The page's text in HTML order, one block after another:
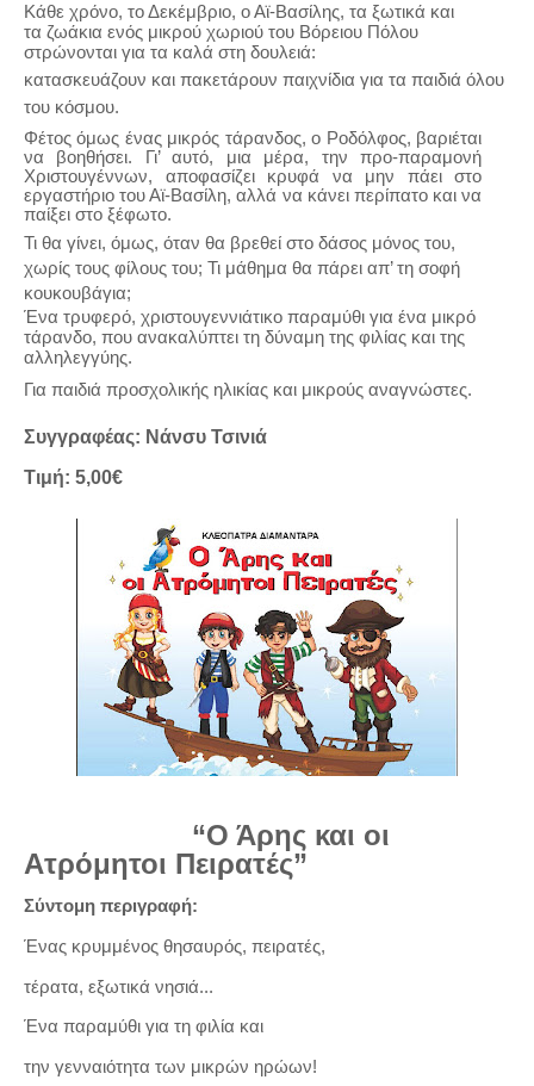
Κάθε χρόνο, το Δεκέμβριο, ο Αϊ-Βασίλης, τα ξωτικά και
τα ζωάκια ενός μικρού χωριού του Βόρειου Πόλου
στρώνονται για τα καλά στη δουλειά:
κατασκευάζουν και πακετάρουν παιχνίδια για τα παιδιά όλου
του κόσμου.
Φέτος όμως ένας μικρός τάρανδος, ο Ροδόλφος, βαριέται
να βοηθήσει. Γι’ αυτό, μια μέρα, την προ-παραμονή
Χριστουγέννων, αποφασίζει κρυφά να μην πάει στο
εργαστήριο του Αϊ-Βασίλη, αλλά να κάνει περίπατο και να
παίξει στο ξέφωτο.
Τι θα γίνει, όμως, όταν θα βρεθεί στο δάσος μόνος του,
χωρίς τους φίλους του; Τι μάθημα θα πάρει απ’ τη σοφή
κουκουβάγια;
Ένα τρυφερό, χριστουγεννιάτικο παραμύθι για ένα μικρό
τάρανδο, που ανακαλύπτει τη δύναμη της φιλίας και της
αλληλεγγύης.
Για παιδιά προσχολικής ηλικίας και μικρούς αναγνώστες.
Συγγραφέας: Νάνσυ Τσινιά
Τιμή: 5,00€
“Ο Άρης και οι
Ατρόμητοι Πειρατές”
Σύντομη περιγραφή:
Ένας κρυμμένος θησαυρός, πειρατές,
τέρατα, εξωτικά νησιά...
Ένα παραμύθι για τη φιλία και
την γενναιότητα των μικρών ηρώων!